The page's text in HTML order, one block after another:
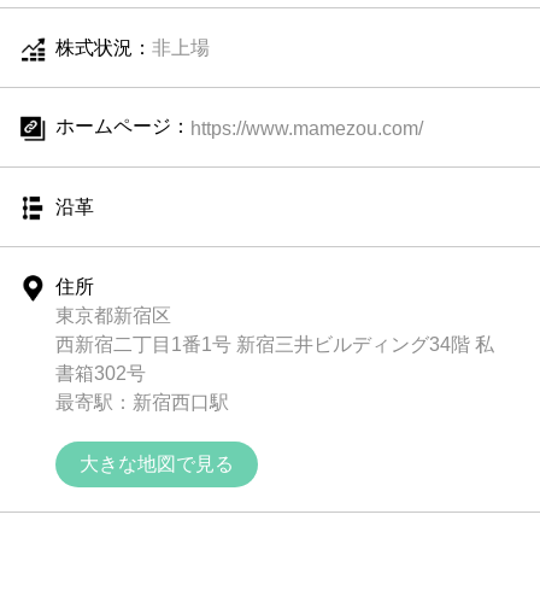
株式状況： 非上場
ホームページ： https://www.mamezou.com/
沿革
住所
東京都新宿区
西新宿二丁目1番1号 新宿三井ビルディング34階 私
書箱302号
最寄駅：新宿西口駅
大きな地図で見る